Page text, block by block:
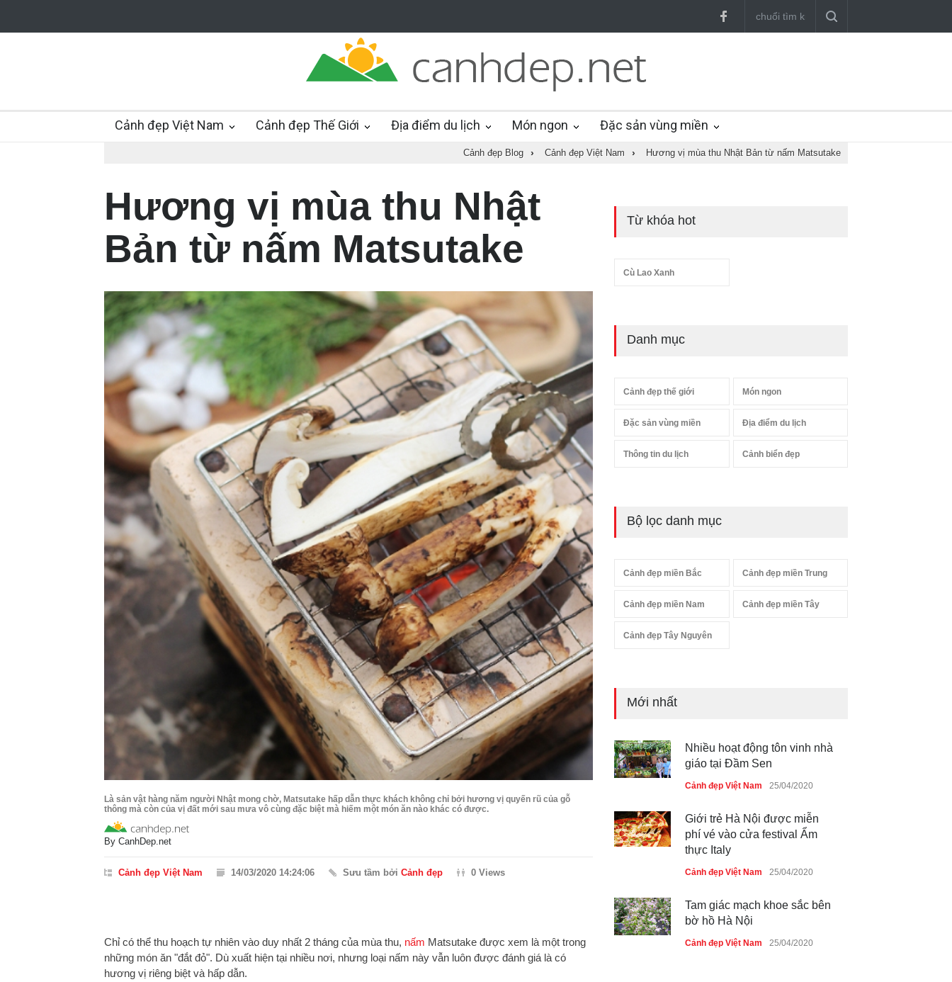
Cảnh đẹp Việt Nam Cảnh đẹp Thế Giới Địa điểm du lịch Món ngon Đặc sản vùng miền
Cảnh đẹp Blog › Cảnh đẹp Việt Nam › Hương vị mùa thu Nhật Bản từ nấm Matsutake
Hương vị mùa thu Nhật
Bản từ nấm Matsutake
Là sản vật hàng năm người Nhật mong chờ, Matsutake hấp dẫn thực khách không chỉ bởi hương vị quyến rũ của gỗ
thông mà còn của vị đất mới sau mưa vô cùng đặc biệt mà hiếm một món ăn nào khác có được.
By CanhDep.net
Cảnh đẹp Việt Nam 14/03/2020 14:24:06 Sưu tầm bởi Cảnh đẹp 0 Views
Chỉ có thể thu hoạch tự nhiên vào duy nhất 2 tháng của mùa thu, nấm Matsutake được xem là một trong
những món ăn "đắt đỏ". Dù xuất hiện tại nhiều nơi, nhưng loại nấm này vẫn luôn được đánh giá là có
hương vị riêng biệt và hấp dẫn.
Từ khóa hot
Cù Lao Xanh
Danh mục
Cảnh đẹp thế giới Món ngon
Đặc sản vùng miền Địa điểm du lịch
Thông tin du lịch Cảnh biển đẹp
Bộ lọc danh mục
Cảnh đẹp miền Bắc Cảnh đẹp miền Trung
Cảnh đẹp miền Nam Cảnh đẹp miền Tây
Cảnh đẹp Tây Nguyên
Mới nhất
giáo tại Đầm Sen
Cảnh đẹp Việt Nam 25/04/2020
phí vé vào cửa festival Ẩm
thực Italy
Cảnh đẹp Việt Nam
bờ hồ Hà Nội
Cảnh đẹp Việt Nam